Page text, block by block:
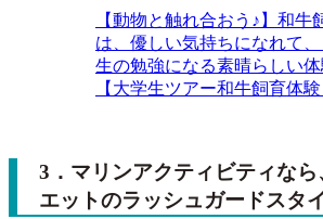
【動物と触れ合おう♪】和牛
は、優しい気持ちになれて
生の勉強になる素晴らしい
【大学生ツアー和牛飼育体験
3．マリンアクティビティな
エットのラッシュガードスタ